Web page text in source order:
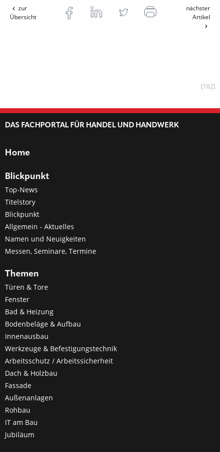
zur
Übersicht
nächster
Artikel
[182]
DAS FACHPORTAL FÜR HANDEL UND HANDWERK
Home
Blickpunkt
Top-News
Titelstory
Blickpunkt
Allgemein - Aktuelles
Namen und Neuigkeiten
Messen, Seminare, Termine
Themen
Türen & Tore
Fenster
Bad & Heizung
Bodenbeläge & Aufbau
Innenausbau
Werkzeuge & Befestigungstechnik
Arbeitsschutz / Arbeitssicherheit
Dach & Holzbau
Fassade
Außenanlagen
Rohbau
IT am Bau
Jubiläum